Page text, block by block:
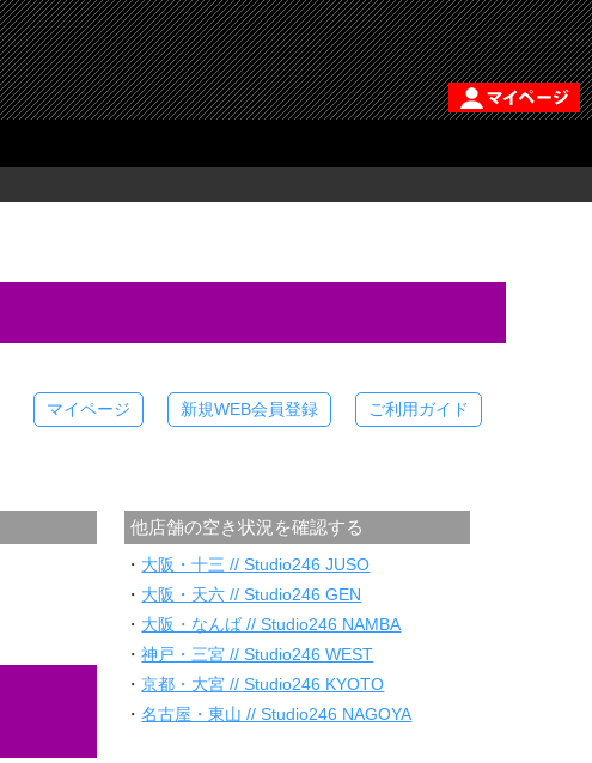
ご利用ガイド
新規WEB会員登録
マイページ
他店舗の空き状況を確認する
・ 大阪・十三 // Studio246 JUSO
・ 大阪・天六 // Studio246 GEN
・ 大阪・なんば // Studio246 NAMBA
・神戸・三宮 // Studio246 WEST
・京都・大宮 // Studio246 KYOTO
・名古屋・東山 // Studio246 NAGOYA